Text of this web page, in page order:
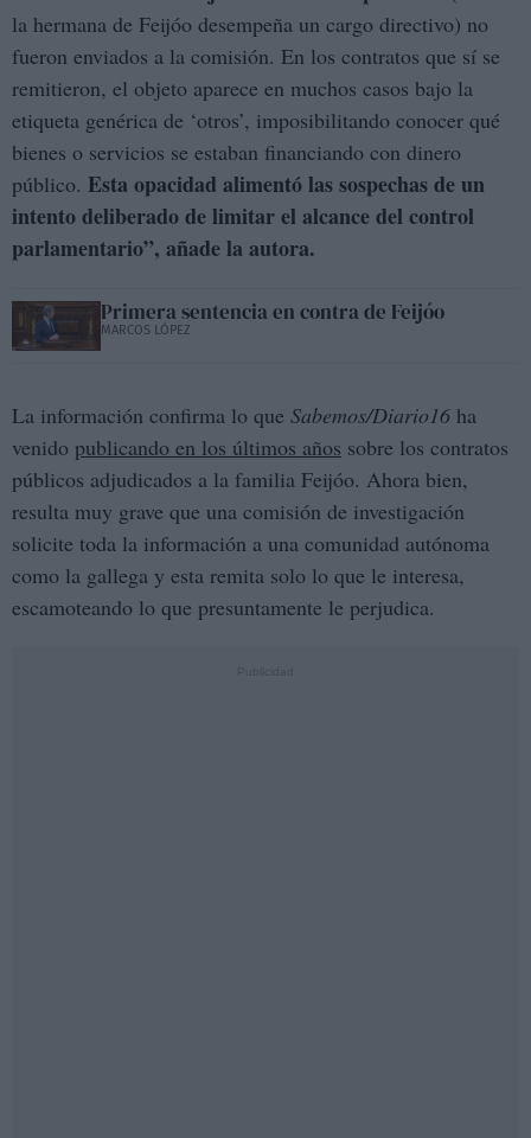
la hermana de Feijóo desempeña un cargo directivo) no
fueron enviados a la comisión. En los contratos que sí se
remitieron, el objeto aparece en muchos casos bajo la
etiqueta genérica de ‘otros’, imposibilitando conocer qué
bienes o servicios se estaban financiando con dinero
público. Esta opacidad alimentó las sospechas de un
intento deliberado de limitar el alcance del control
parlamentario”, añade la autora.
Primera sentencia en contra de Feijóo
MARCOS LÓPEZ
La información confirma lo que Sabemos/Diario16 ha
venido publicando en los últimos años sobre los contratos
públicos adjudicados a la familia Feijóo. Ahora bien,
resulta muy grave que una comisión de investigación
solicite toda la información a una comunidad autónoma
como la gallega y esta remita solo lo que le interesa,
escamoteando lo que presuntamente le perjudica.